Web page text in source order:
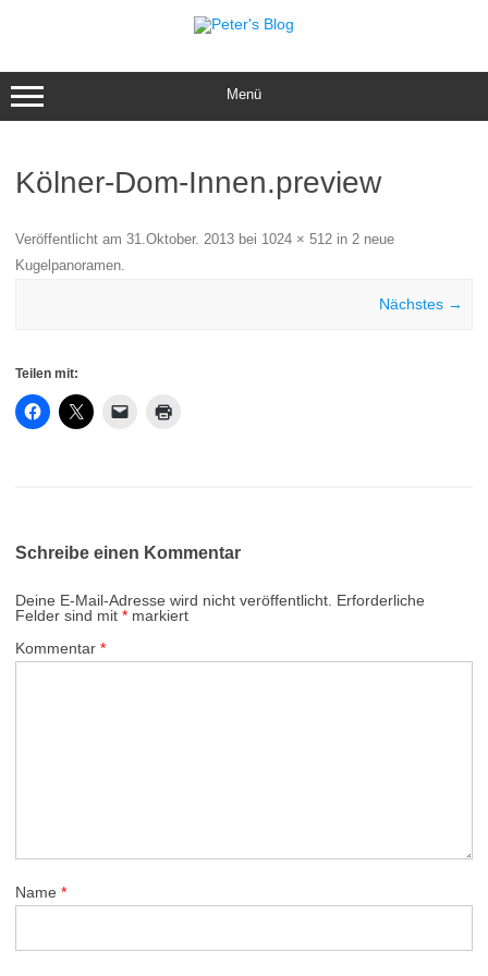
Menü
Kölner-Dom-Innen.preview
Veröffentlicht am 31.Oktober. 2013 bei 1024 × 512 in 2 neue
Kugelpanoramen.
Nächstes →
Teilen mit:
Schreibe einen Kommentar
Deine E-Mail-Adresse wird nicht veröffentlicht. Erforderliche
Felder sind mit * markiert
Kommentar *
Name *